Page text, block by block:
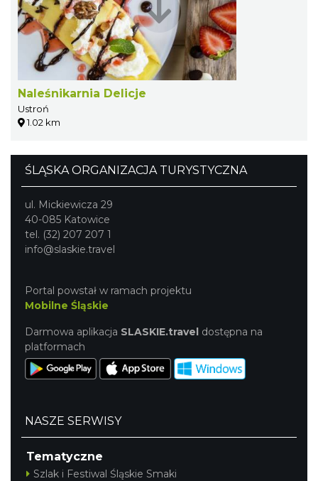
Naleśnikarnia Delicje
Ustroń
1.02 km
ŚLĄSKA ORGANIZACJA TURYSTYCZNA
ul. Mickiewicza 29
40-085 Katowice
tel. (32) 207 207 1
info@slaskie.travel
Portal powstał w ramach projektu
Mobilne Śląskie
Darmowa aplikacja SLASKIE.travel dostępna na
platformach
NASZE SERWISY
Tematyczne
Szlak i Festiwal Śląskie Smaki